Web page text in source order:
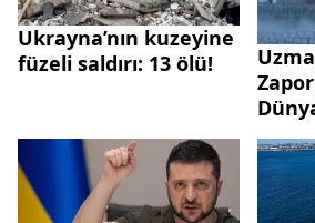
Ukrayna’nın kuzeyine
füzeli saldırı: 13 ölü!
bile